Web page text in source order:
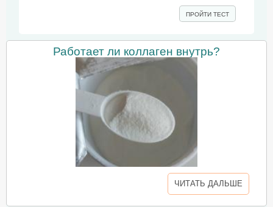
ПРОЙТИ ТЕСТ
Работает ли коллаген внутрь?
ЧИТАТЬ ДАЛЬШЕ